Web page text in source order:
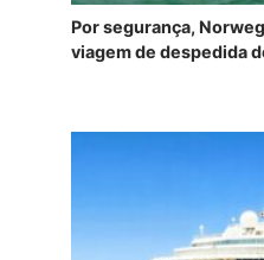
Por segurança,
viagem de despedida